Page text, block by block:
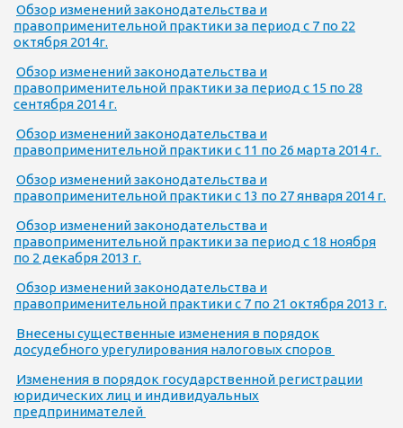
Обзор изменений законодательства и
правоприменительной практики за период с 7 по 22
октября 2014г.
Обзор изменений законодательства и
правоприменительной практики за период с 15 по 28
сентября 2014 г.
Обзор изменений законодательства и
правоприменительной практики с 11 по 26 марта 2014 г.
Обзор изменений законодательства и
правоприменительной практики с 13 по 27 января 2014 г.
Обзор изменений законодательства и
правоприменительной практики за период с 18 ноября
по 2 декабря 2013 г.
Обзор изменений законодательства и
правоприменительной практики с 7 по 21 октября 2013 г.
Внесены существенные изменения в порядок
досудебного урегулирования налоговых споров
Изменения в порядок государственной регистрации
юридических лиц и индивидуальных
предпринимателей